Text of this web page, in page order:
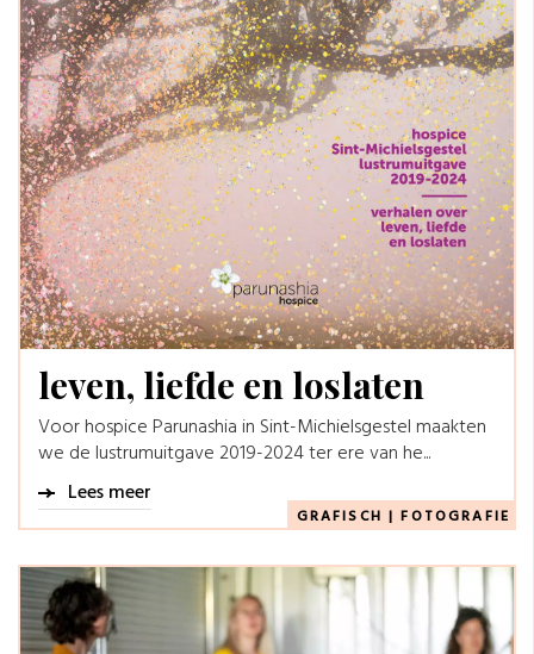
leven, liefde en loslaten
Voor hospice Parunashia in Sint-Michielsgestel maakten
we de lustrumuitgave 2019-2024 ter ere van he...
Lees meer
GRAFISCH |FOTOGRAFIE